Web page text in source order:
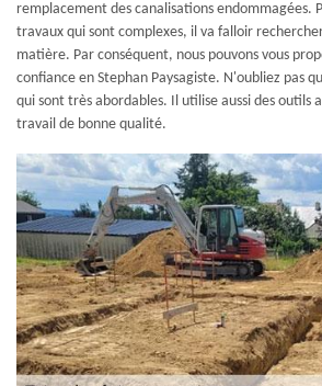
remplacement des canalisations endommagées.
travaux qui sont complexes, il va falloir
matière. Par conséquent, nous pouvons vous
confiance en Stephan Paysagiste. N'oubliez pas
qui sont très abordables. Il utilise aussi des outils
travail de bonne qualité.